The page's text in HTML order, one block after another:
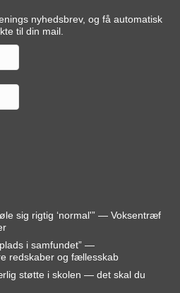
nyhedsbrev, og få automatisk
til din mail.
sig rigtig ‘normal'” — Voksentræf
i samfundet” —
redskaber og fællesskab
støtte i skolen — det skal du